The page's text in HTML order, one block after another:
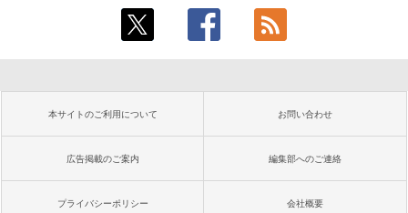
本サイトのご利用について お問い合わせ
広告掲載のご案内 編集部へのご連絡
プライバシーポリシー 会社概要